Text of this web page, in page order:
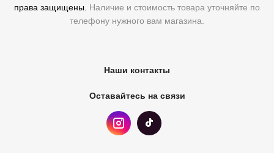
права защищены. Наличие и стоимость товара уточняйте по
телефону нужного вам магазина.
Наши контакты
Оставайтесь на связи